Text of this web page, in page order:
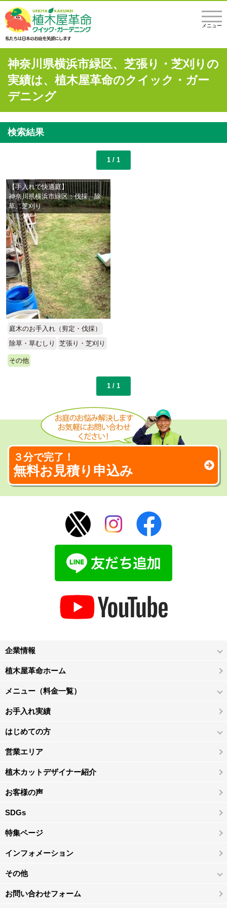
メニュー
神奈川県横浜市緑区、芝張り・芝刈りの
実績は、植木屋革命のクイック・ガー
デニング
検索結果
1 / 1
【手入れで快適庭】
神奈川県横浜市緑区：伐採、除
草、芝刈り
庭木のお手入れ（剪定・伐採）
除草・草むしり
芝張り・芝刈り
その他
1 / 1
３分で完了！
無料お見積り申込み
企業情報
植木屋革命ホーム
メニュー（料金一覧）
お手入れ実績
はじめての方
営業エリア
植木カットデザイナー紹介
お客様の声
SDGs
特集ページ
インフォメーション
その他
お問い合わせフォーム